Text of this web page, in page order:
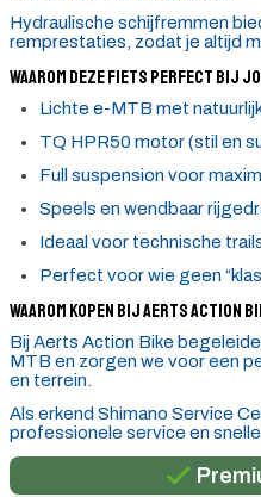
Hydraulische schijfremmen
remprestaties, zodat je altijd
Waarom deze fiets perfect bij
Lichte e-MTB met
TQ HPR50 motor (stil en
Full suspension voor
Speels en wendbaar
Ideaal voor technische
Perfect voor wie geen
Waarom kopen bij Aerts Action
Bij Aerts Action Bike
MTB en zorgen we voor een
en terrein.
Als erkend Shimano Service
professionele service en
Gratis